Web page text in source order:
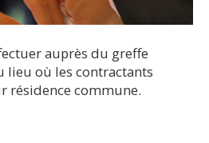
auprès du greffe
lieu où les contractants
résidence commune.